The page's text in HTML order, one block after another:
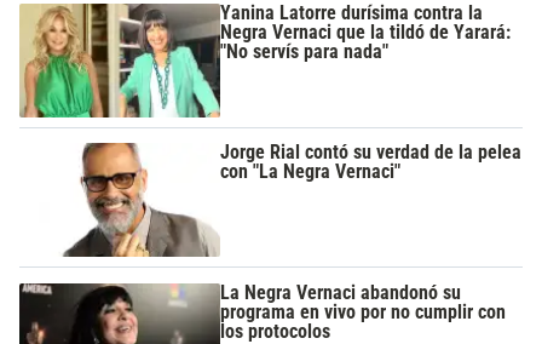
Yanina Latorre durísima contra la
Negra Vernaci que la tildó de Yarará:
"No servís para nada"
Jorge Rial contó su verdad de la pelea
con "La Negra Vernaci"
La Negra Vernaci abandonó su
programa en vivo por no cumplir con
los protocolos